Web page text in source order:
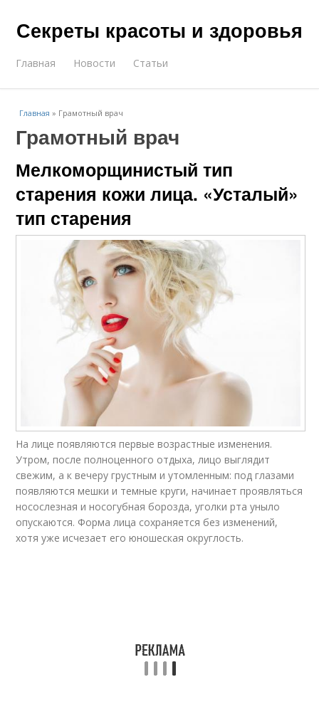
Секреты красоты и здоровья
Главная Новости Статьи
Главная » Грамотный врач
Грамотный врач
Мелкоморщинистый тип
старения кожи лица. «Усталый»
тип старения
На лице появляются первые возрастные изменения.
Утром, после полноценного отдыха, лицо выглядит
свежим, а к вечеру грустным и утомленным: под глазами
появляются мешки и темные круги, начинает проявляться
носослезная и носогубная борозда, уголки рта уныло
опускаются. Форма лица сохраняется без изменений,
хотя уже исчезает его юношеская округлость.